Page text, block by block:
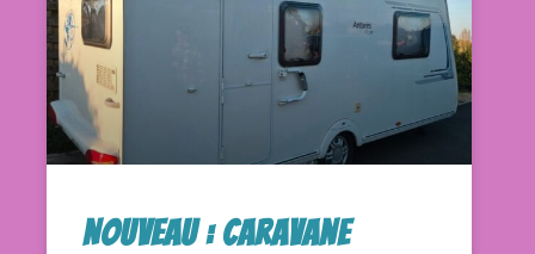
NOUVEAU : Caravane